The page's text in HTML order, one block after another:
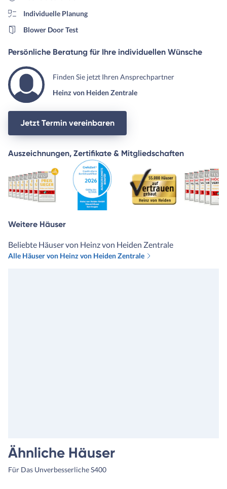
Individuelle Planung
Blower Door Test
Persönliche Beratung für Ihre individuellen Wünsche
Finden Sie jetzt Ihren Ansprechpartner
Heinz von Heiden Zentrale
Jetzt Termin vereinbaren
Auszeichnungen, Zertifikate & Mitgliedschaften
Weitere Häuser
Beliebte Häuser von Heinz von Heiden Zentrale
Alle Häuser von Heinz von Heiden Zentrale
Ähnliche Häuser
Für Das Unverbesserliche S400